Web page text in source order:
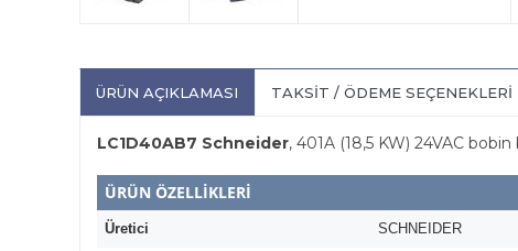
ÜRÜN AÇIKLAMASI TAKSIT / ÖDEME SEÇENEKLERI
LC1D40AB7 Schneider, 401A (18,5 KW) 24VAC
ÜRÜN ÖZELLİKLERİ
Üretici SCHNEIDER